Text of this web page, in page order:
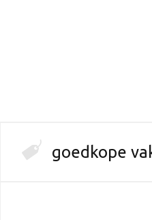
goedkope